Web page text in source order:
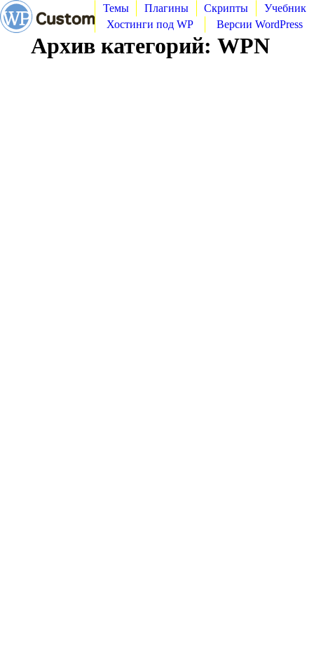
Темы Плагины Скрипты
Учебник
Хостинги под WP
Версии WordPress
Архив категорий: WPN